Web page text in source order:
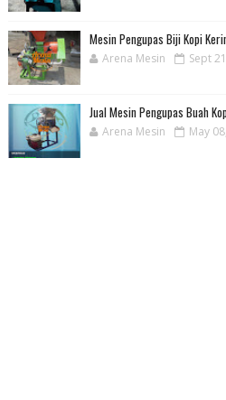
Mesin Pengupas Biji Kopi
Arena Mesin Sept
Jual Mesin Pengupas Buah
Arena Mesin May